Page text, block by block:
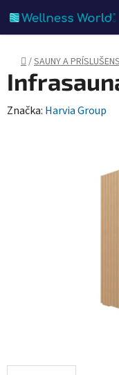
na
obsah
Domov
/SAUNY A
Značka: Harvia Group